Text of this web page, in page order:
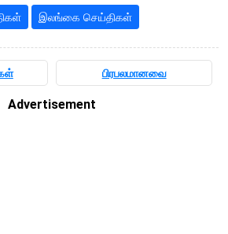
இலங்கை செய்திகள்
பிரபலமானவை
Advertisement